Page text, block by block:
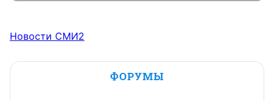
Новости СМИ2
ФОРУМЫ